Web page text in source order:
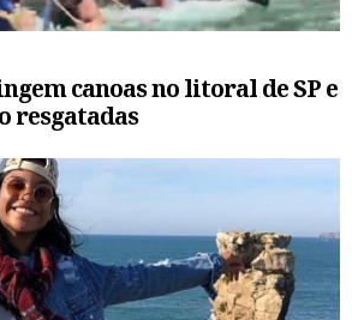
canoas no litoral de SP e
resgatadas